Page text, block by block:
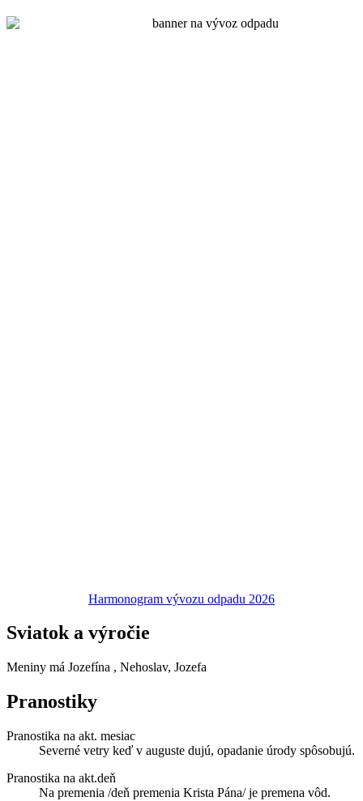
Harmonogram vývozu odpadu 2026
Sviatok a výročie
Meniny má Jozefína , Nehoslav, Jozefa
Pranostiky
Pranostika na akt. mesiac
Severné vetry keď v auguste dujú, opadanie úrody spôsobujú.
Pranostika na akt.deň
Na premenia /deň premenia Krista Pána/ je premena vôd.